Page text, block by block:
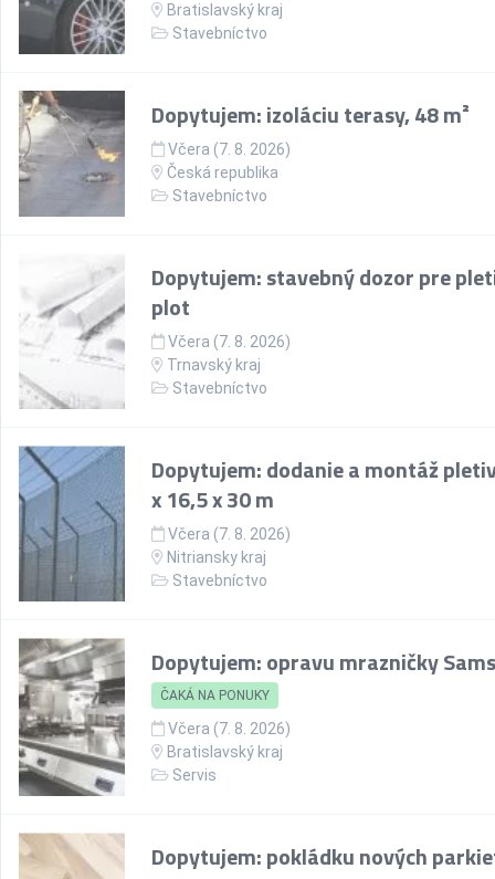
Bratislavský kraj
Stavebníctvo
Dopytujem: izoláciu terasy, 48 m²
Včera (7. 8. 2026)
Česká republika
Stavebníctvo
Dopytujem: stavebný dozor pre
plot
Včera (7. 8. 2026)
Trnavský kraj
Stavebníctvo
Dopytujem: dodanie a montáž
x 16,5 x 30 m
Včera (7. 8. 2026)
Nitriansky kraj
Stavebníctvo
Dopytujem: opravu mrazničky
ČAKÁ NA PONUKY
Včera (7. 8. 2026)
Bratislavský kraj
Servis
Dopytujem: pokládku nových